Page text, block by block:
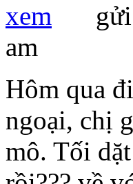
am
Hôm qua
ngoại, chị
mô. Tối